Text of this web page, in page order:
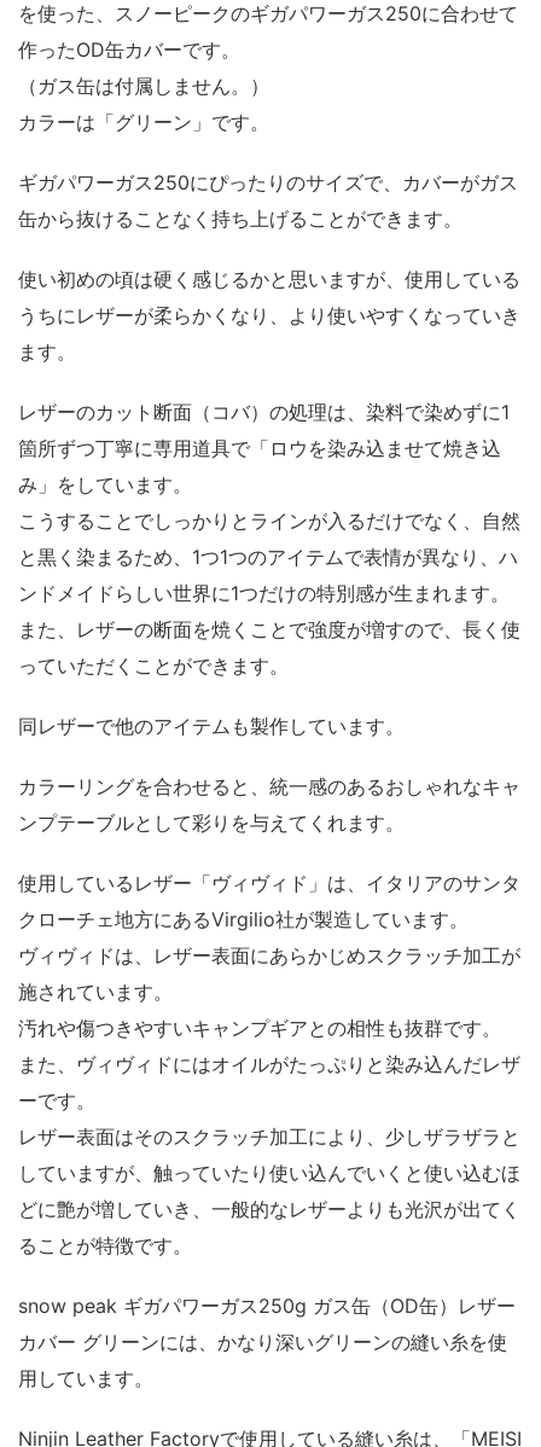
を使った、スノーピークのギガパワーガス250に合わせて
作ったOD缶カバーです。
（ガス缶は付属しません。）
カラーは「グリーン」です。
ギガパワーガス250にぴったりのサイズで、カバーがガス
缶から抜けることなく持ち上げることができます。
使い初めの頃は硬く感じるかと思いますが、使用している
うちにレザーが柔らかくなり、より使いやすくなっていき
ます。
レザーのカット断面（コバ）の処理は、染料で染めずに1
箇所ずつ丁寧に専用道具で「ロウを染み込ませて焼き込
み」をしています。
こうすることでしっかりとラインが入るだけでなく、自然
と黒く染まるため、1つ1つのアイテムで表情が異なり、ハ
ンドメイドらしい世界に1つだけの特別感が生まれます。
また、レザーの断面を焼くことで強度が増すので、長く使
っていただくことができます。
同レザーで他のアイテムも製作しています。
カラーリングを合わせると、統一感のあるおしゃれなキャ
ンプテーブルとして彩りを与えてくれます。
使用しているレザー「ヴィヴィド」は、イタリアのサンタ
クローチェ地方にあるVirgilio社が製造しています。
ヴィヴィドは、レザー表面にあらかじめスクラッチ加工が
施されています。
汚れや傷つきやすいキャンプギアとの相性も抜群です。
また、ヴィヴィドにはオイルがたっぷりと染み込んだレザ
ーです。
レザー表面はそのスクラッチ加工により、少しザラザラと
していますが、触っていたり使い込んでいくと使い込むほ
どに艶が増していき、一般的なレザーよりも光沢が出てく
ることが特徴です。
snow peak ギガパワーガス250g ガス缶（OD缶）レザー
カバー グリーンには、かなり深いグリーンの縫い糸を使
用しています。
Ninjin Leather Factoryで使用している縫い糸は、「MEISI